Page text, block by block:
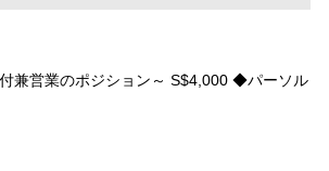
付兼営業のポジション～ S$4,000 ◆パーソル